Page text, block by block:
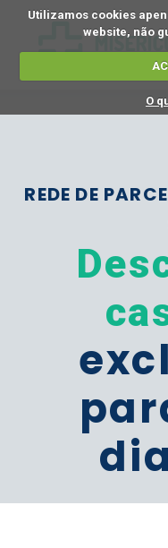
Utilizamos cookies
website, não
O
REDE DE